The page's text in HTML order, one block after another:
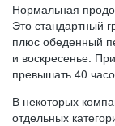
Нормальная
Это стандартный
плюс обеденный
и воскресенье.
превышать 40
В некоторых
отдельных